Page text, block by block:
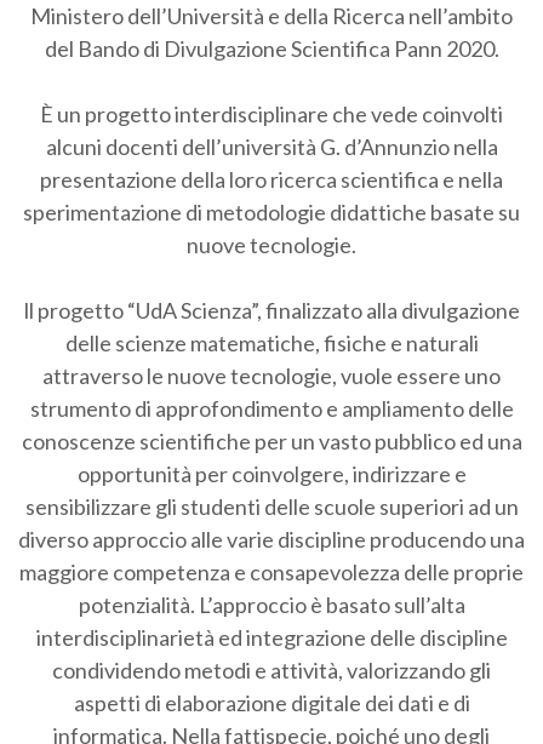
Ministero dell’Università e della Ricerca nell’ambito
del Bando di Divulgazione Scientifica Pann 2020.
È un progetto interdisciplinare che vede coinvolti
alcuni docenti dell’università G. d’Annunzio nella
presentazione della loro ricerca scientifica e nella
sperimentazione di metodologie didattiche basate su
nuove tecnologie.
ll progetto “UdA Scienza”, finalizzato alla divulgazione
delle scienze matematiche, fisiche e naturali
attraverso le nuove tecnologie, vuole essere uno
strumento di approfondimento e ampliamento delle
conoscenze scientifiche per un vasto pubblico ed una
opportunità per coinvolgere, indirizzare e
sensibilizzare gli studenti delle scuole superiori ad un
diverso approccio alle varie discipline producendo una
maggiore competenza e consapevolezza delle proprie
potenzialità. L’approccio è basato sull’alta
interdisciplinarietà ed integrazione delle discipline
condividendo metodi e attività, valorizzando gli
aspetti di elaborazione digitale dei dati e di
informatica. Nella fattispecie, poiché uno degli